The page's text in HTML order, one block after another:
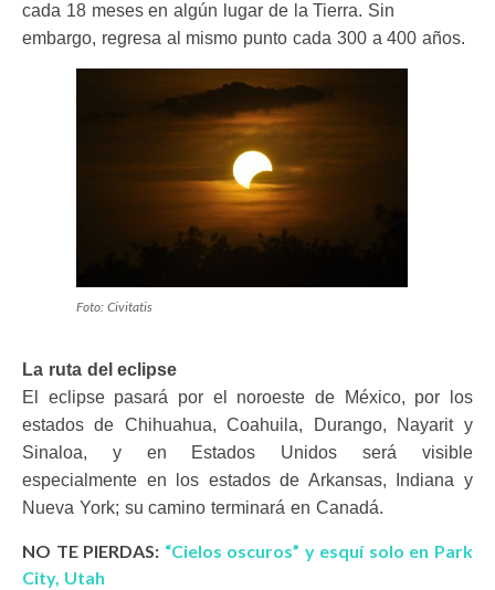
cada 18 meses en algún lugar de la Tierra. Sin
embargo, regresa al mismo punto cada 300 a 400 años.
Foto: Civitatis
La ruta del eclipse
El eclipse pasará por el noroeste de México, por los
estados de Chihuahua, Coahuila, Durango, Nayarit y
Sinaloa, y en Estados Unidos será visible
especialmente en los estados de Arkansas, Indiana y
Nueva York; su camino terminará en Canadá.
NO TE PIERDAS: “Cielos oscuros” y esquí solo en Park
City, Utah